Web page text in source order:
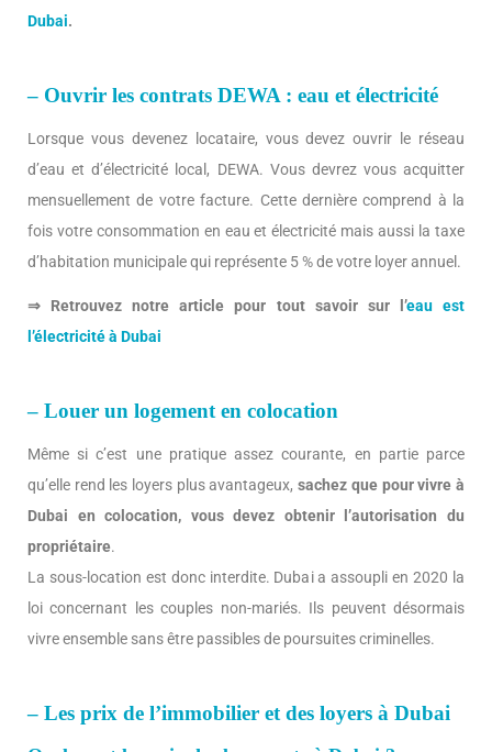
Dubai.
– Ouvrir les contrats DEWA : eau et électricité
Lorsque vous devenez locataire, vous devez ouvrir le réseau
d’eau et d’électricité local, DEWA. Vous devrez vous acquitter
mensuellement de votre facture. Cette dernière comprend à la
fois votre consommation en eau et électricité mais aussi la taxe
d’habitation municipale qui représente 5 % de votre loyer annuel.
⇒ Retrouvez notre article pour tout savoir sur l’eau est
l’électricité à Dubai
– Louer un logement en colocation
Même si c’est une pratique assez courante, en partie parce
qu’elle rend les loyers plus avantageux,sachez que pour vivre à
Dubai en colocation, vous devez obtenir l’autorisation du
propriétaire.
La sous-location est donc interdite. Dubai a assoupli en 2020 la
loi concernant les couples non-mariés. Ils peuvent désormais
vivre ensemble sans être passibles de poursuites criminelles.
– Les prix de l’immobilier et des loyers à Dubai